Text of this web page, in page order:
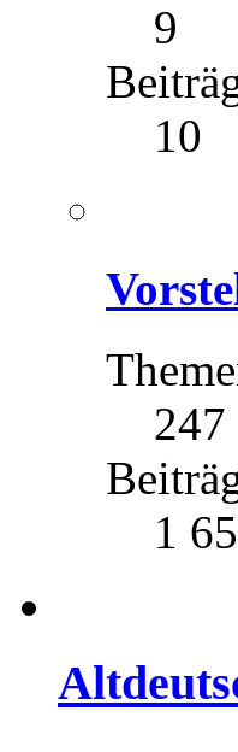
9
10
247
1